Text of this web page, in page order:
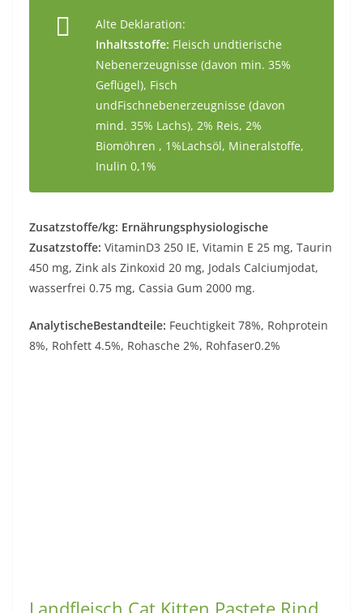
Alte Deklaration:
Inhaltsstoffe: Fleisch undtierische
Nebenerzeugnisse (davon min. 35%
Geflügel), Fisch
undFischnebenerzeugnisse (davon
mind. 35% Lachs), 2% Reis, 2%
Biomöhren , 1%Lachsöl, Mineralstoffe,
Inulin 0,1%
Zusatzstoffe/kg: Ernährungsphysiologische
Zusatzstoffe: VitaminD3 250 IE, Vitamin E 25 mg, Taurin
450 mg, Zink als Zinkoxid 20 mg, Jodals Calciumjodat,
wasserfrei 0.75 mg, Cassia Gum 2000 mg.
AnalytischeBestandteile: Feuchtigkeit 78%, Rohprotein
8%, Rohfett 4.5%, Rohasche 2%, Rohfaser0.2%
Landfleisch Cat Kitten Pastete Rind